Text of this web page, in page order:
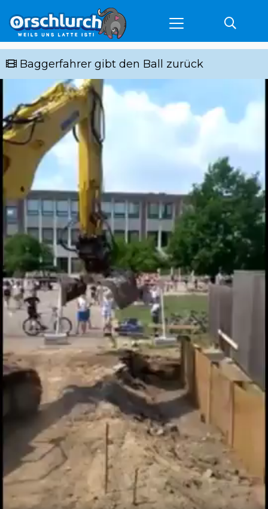
Baggerfahrer gibt den Ball zurück